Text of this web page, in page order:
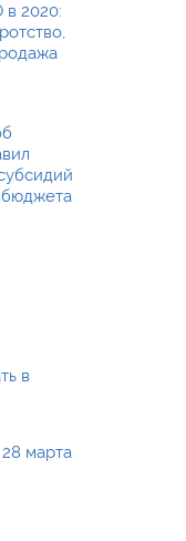
в 2020:
бюджета
в
марта